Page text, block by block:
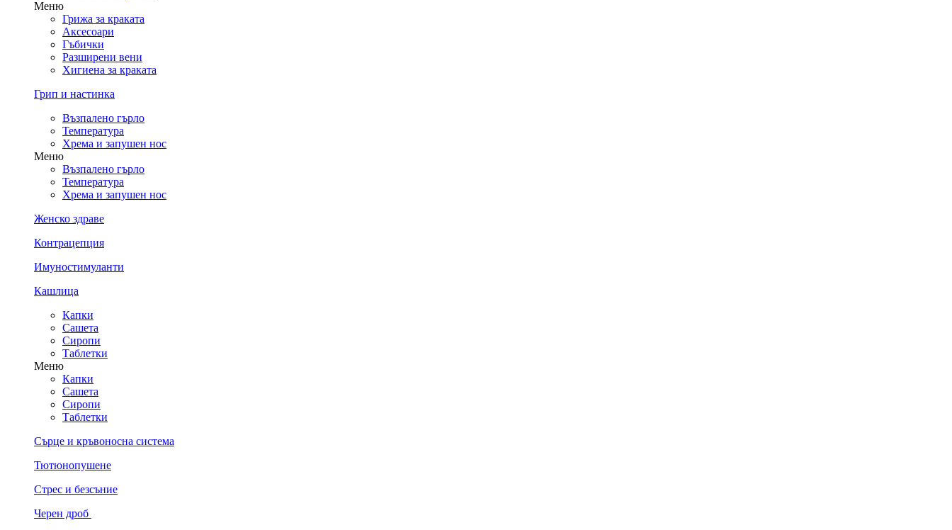
Меню
Грижа за краката
Аксесоари
Гъбички
Разширени вени
Хигиена за краката
Грип и настинка
Възпалено гърло
Температура
Хрема и запушен нос
Меню
Възпалено гърло
Температура
Хрема и запушен нос
Женско здраве
Контрацепция
Имуностимуланти
Кашлица
Капки
Сашета
Сиропи
Таблетки
Меню
Капки
Сашета
Сиропи
Таблетки
Сърце и кръвоносна система
Тютюнопушене
Стрес и безсъние
Черен дроб